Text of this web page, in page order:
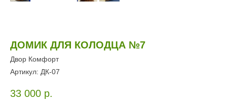
ДОМИК ДЛЯ КОЛОДЦА №7
Двор Комфорт
Артикул: ДК-07
33 000 р.